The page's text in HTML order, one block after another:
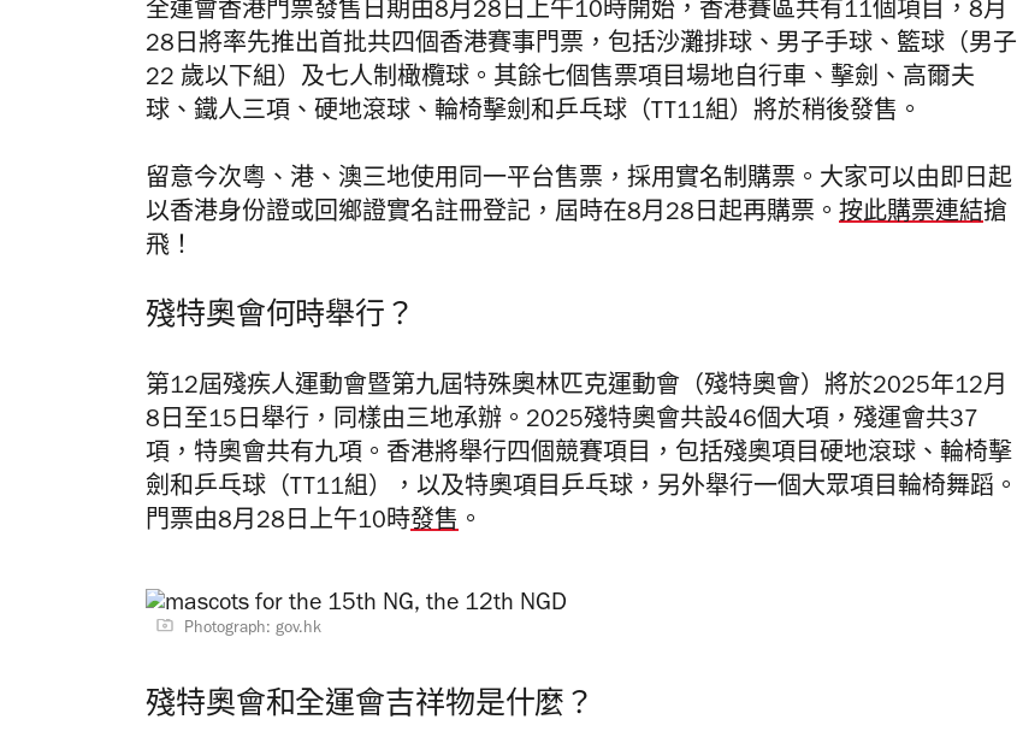
全運會香港門票發售日期由8月28日上午10時開始，香港賽區共有11個項目，8月
28日將率先推出首批共四個香港賽事門票，包括沙灘排球、男子手球、籃球（男子
22 歲以下組）及七人制橄欖球。其餘七個售票項目場地自行車、擊劍、高爾夫
球、鐵人三項、硬地滾球、輪椅擊劍和乒乓球（TT11組）將於稍後發售。
留意今次粵、港、澳三地使用同一平台售票，採用實名制購票。大家可以由即日起
以香港身份證或回鄉證實名註冊登記，屆時在8月28日起再購票。 按此購票連結搶
飛！
殘特奧會何時舉行？
第12屆殘疾人運動會暨第九屆特殊奧林匹克運動會（殘特奧會）將於2025年12月
8日至15日舉行，同樣由三地承辦。2025殘特奧會共設46個大項，殘運會共37
項，特奧會共有九項。香港將舉行四個競賽項目，包括殘奧項目硬地滾球、輪椅擊
劍和乒乓球（TT11組），以及特奧項目乒乓球，另外舉行一個大眾項目輪椅舞蹈。
門票由8月28日上午10時發售 。
Photograph: gov.hk
殘特奧會和全運會吉祥物是什麼？